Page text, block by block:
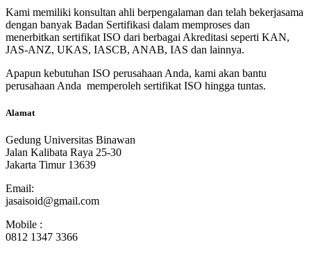
Kami memiliki konsultan ahli berpengalaman dan telah bekerjasama
dengan banyak Badan Sertifikasi dalam memproses dan
menerbitkan sertifikat ISO dari berbagai Akreditasi seperti KAN,
JAS-ANZ, UKAS, IASCB, ANAB, IAS dan lainnya.
Apapun kebutuhan ISO perusahaan Anda, kami akan bantu
perusahaan Anda memperoleh sertifikat ISO hingga tuntas.
Alamat
Gedung Universitas Binawan
Jalan Kalibata Raya 25-30
Jakarta Timur 13639
Email:
jasaisoid@gmail.com
Mobile :
0812 1347 3366